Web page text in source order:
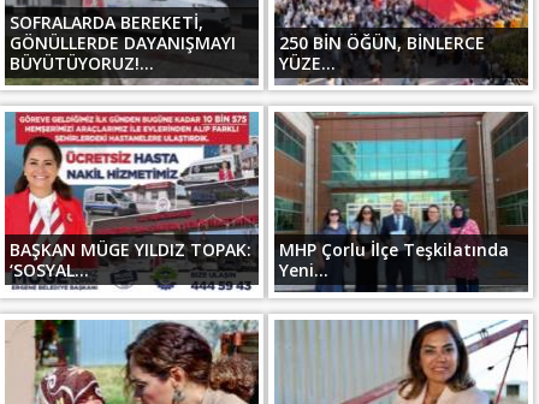
SOFRALARDA BEREKETİ,
GÖNÜLLERDE DAYANIŞMAYI
BÜYÜTÜYORUZ!...
250 BİN ÖĞÜN, BİNLERCE
YÜZE...
BAŞKAN MÜGE YILDIZ TOPAK:
‘SOSYAL...
MHP Çorlu İlçe Teşkilatında
Yeni...